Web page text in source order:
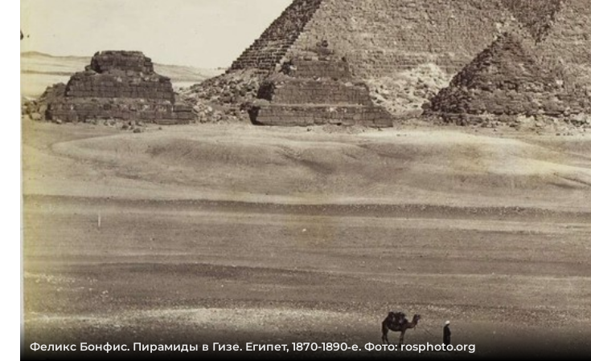
Феликс Бонфис. Пирамиды в Гизе. Египет, 1870-1890‑е. Фото: rosphoto.org